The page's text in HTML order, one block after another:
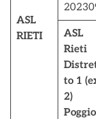
ASL
RIETI
ASL
Rieti
to 1
2)
Poggio